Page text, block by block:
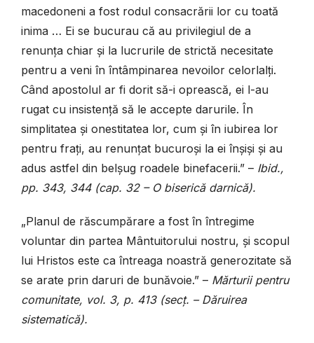
macedoneni a fost rodul consacrării lor cu toată
inima … Ei se bucurau că au privilegiul de a
renunța chiar și la lucrurile de strictă necesitate
pentru a veni în întâmpinarea nevoilor celorlalți.
Când apostolul ar fi dorit să-i oprească, ei l-au
rugat cu insistență să le accepte darurile. În
simplitatea și onestitatea lor, cum și în iubirea lor
pentru frați, au renunțat bucuroși la ei înșiși și au
adus astfel din belșug roadele binefacerii.” – Ibid.,
pp. 343, 344 (cap. 32 – O biserică darnică).
„Planul de răscumpărare a fost în întregime
voluntar din partea Mântuitorului nostru, și scopul
lui Hristos este ca întreaga noastră generozitate să
se arate prin daruri de bunăvoie.” – Mărturii pentru
comunitate, vol. 3, p. 413 (secț. – Dăruirea
sistematică).